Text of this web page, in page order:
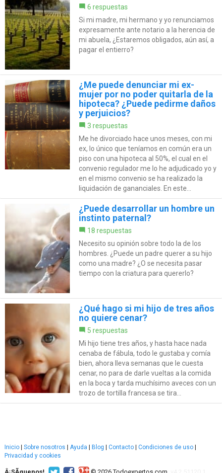
6 respuestas
Si mi madre, mi hermano y yo renunciamos
expresamente ante notario a la herencia de
mi abuela, ¿Estaremos obligados, aún así, a
pagar el entierro?
¿Me puede denunciar mi ex-
mujer por no poder quitarla de la
hipoteca? ¿Puede pedirme daños
y perjuicios?
3 respuestas
Me he divorciado hace unos meses, con mi
ex, lo único que teníamos en común era un
piso con una hipoteca al 50%, el cual en el
convenio regulador me lo he adjudicado yo y
en el mismo convenio se ha realizado la
liquidación de gananciales. En este...
¿Puede desarrollar un hombre un
instinto paternal?
18 respuestas
Necesito su opinión sobre todo la de los
hombres. ¿Puede un padre querer a su hijo
como una madre? ¿O se necesita pasar
tiempo con la criatura para quererlo?
¿Qué hago si mi hijo de tres años
no quiere cenar?
5 respuestas
Mi hijo tiene tres años, y hasta hace nada
cenaba de fábula, todo le gustaba y comía
bien, ahora lleva semanas que le cuesta
cenar, no para de darle vueltas a la comida
en la boca y tarda muchísimo aveces con un
trozo de tortilla francesa se tira...
Inicio | Sobre nosotros | Ayuda | Blog | Contacto | Condiciones de uso |
Privacidad y cookies
Â¡SÃ­guenos! © 2026 Todoexpertos.com.